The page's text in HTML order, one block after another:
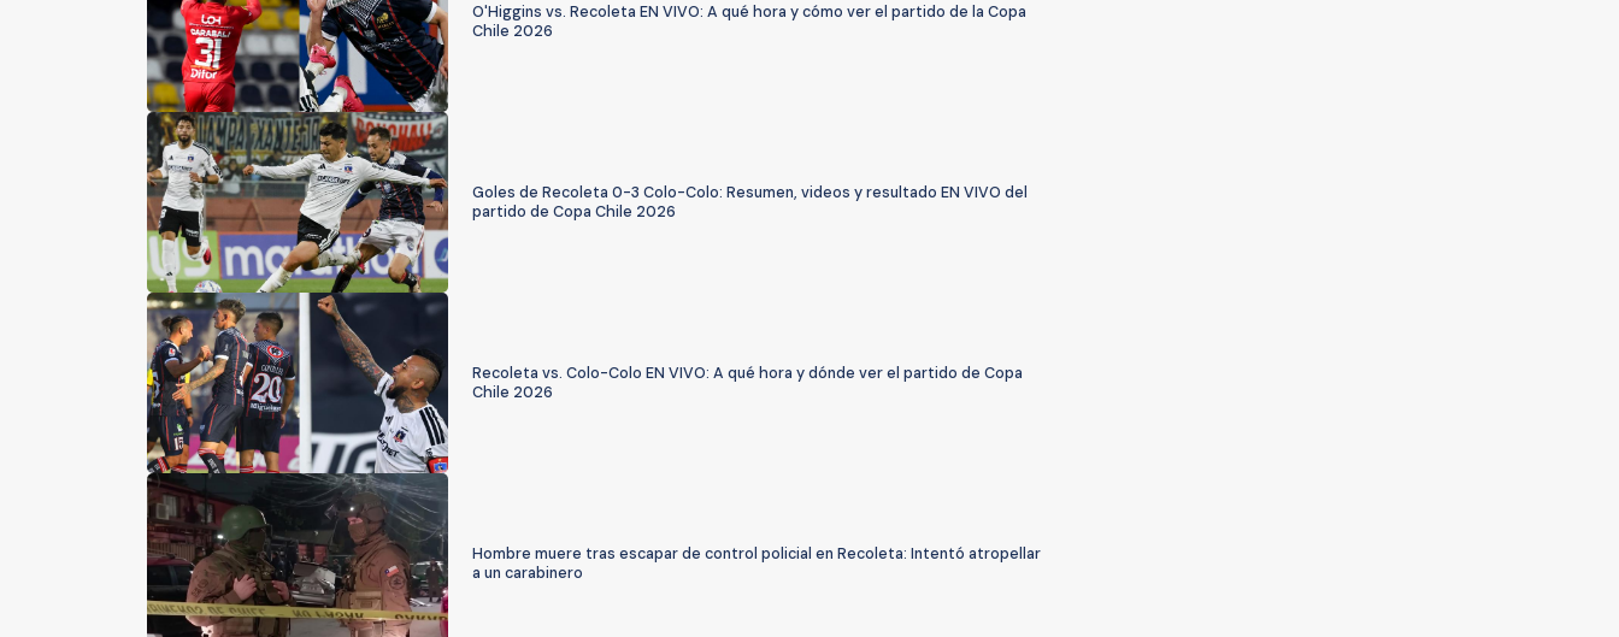
O'Higgins vs. Recoleta EN VIVO: A qué hora y cómo ver el partido de la Copa
Chile 2026
Goles de Recoleta 0-3 Colo-Colo: Resumen, videos y resultado EN VIVO del
partido de Copa Chile 2026
Recoleta vs. Colo-Colo EN VIVO: A qué hora y dónde ver el partido de Copa
Chile 2026
Hombre muere tras escapar de control policial en Recoleta: Intentó atropellar
a un carabinero